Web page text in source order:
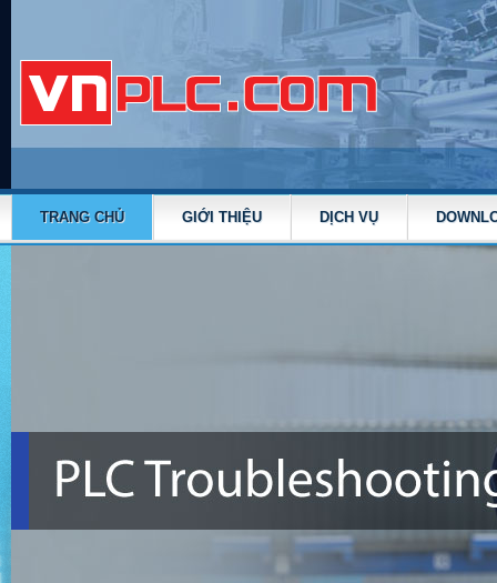
TRANG CHỦ GIỚI THIỆU DỊCH VỤ